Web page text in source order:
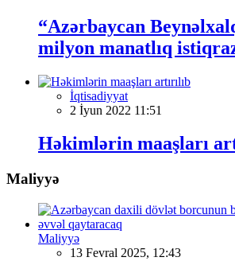
“Azərbaycan
milyon manatlıq
İqtisadiyyat
2 İyun 2022 11:51
Həkimlərin maaşları
Maliyyə
Maliyyə
13 Fevral 2025, 12:43